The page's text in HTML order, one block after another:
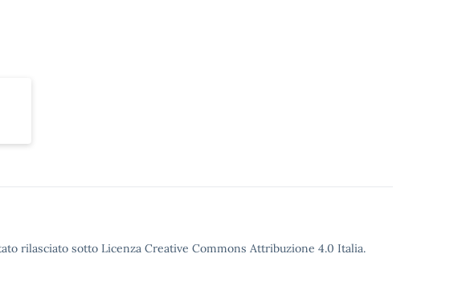
rilasciato sotto Licenza Creative Commons Attribuzione 4.0 Italia.